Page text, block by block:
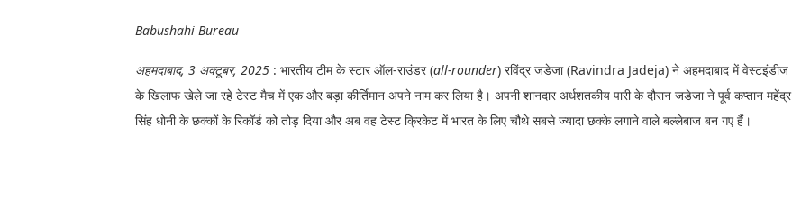
Babushahi Bureau
अहमदाबाद, 3 अक्टूबर, 2025 : भारतीय टीम के स्टार ऑल-राउंडर (all-rounder) रविंद्र जडेजा (Ravindra Jadeja) ने अहमदाबाद में वेस्टइंडीज
के खिलाफ खेले जा रहे टेस्ट मैच में एक और बड़ा कीर्तिमान अपने नाम कर लिया है। अपनी शानदार अर्धशतकीय पारी के दौरान जडेजा ने पूर्व कप्तान महेंद्र
सिंह धोनी के छक्कों के रिकॉर्ड को तोड़ दिया और अब वह टेस्ट क्रिकेट में भारत के लिए चौथे सबसे ज्यादा छक्के लगाने वाले बल्लेबाज बन गए हैं।